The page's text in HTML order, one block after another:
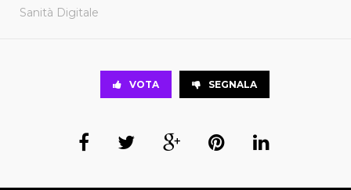
Sanità Digitale
VOTA SEGNALA